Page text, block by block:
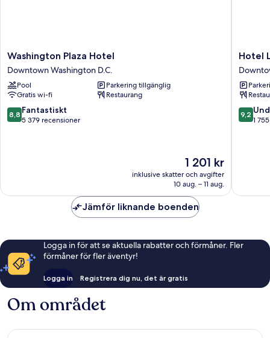
Washington
Plaza
Hotel
Downtown
Washington
D.C.
Washington Plaza Hotel
Downtown Washington D.C.
Pool
Parkering tillgänglig
Gratis wi-fi
Restaurang
8.8
av
8,8 Fantastiskt
5 379 recensioner
Priset
1 201 kr
1 201 kr
inklusive skatter och avgifter
10 aug. – 11 aug.
Hotel
D.C.
Hotel
9.2
av
9,2
1
Jämför liknande boenden
Logga in för att se aktuella rabatter och förmåner. Fler
förmåner för fler äventyr!
Logga in Registrera dig nu, det är gratis
Om området